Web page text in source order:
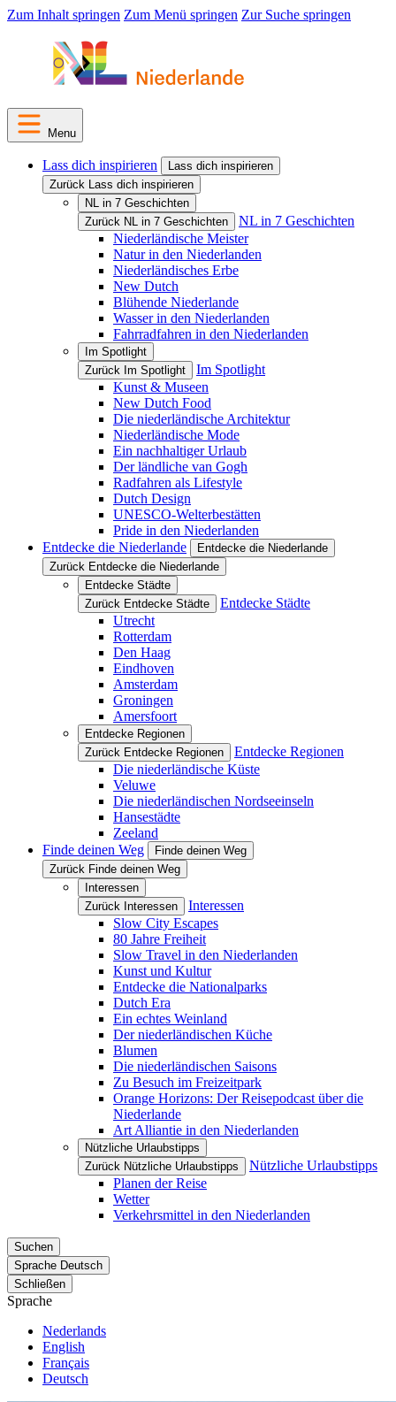
Zum Inhalt springen Zum Menü springen Zur Suche springen
Menu
Lass dich inspirieren
Lass dich inspirieren
Zurück Lass dich inspirieren
NL in 7 Geschichten
Zurück NL in 7 Geschichten
NL in 7 Geschichten
Niederländische Meister
Natur in den Niederlanden
Niederländisches Erbe
New Dutch
Blühende Niederlande
Wasser in den Niederlanden
Fahrradfahren in den Niederlanden
Im Spotlight
Zurück Im Spotlight
Im Spotlight
Kunst & Museen
New Dutch Food
Die niederländische Architektur
Niederländische Mode
Ein nachhaltiger Urlaub
Der ländliche van Gogh
Radfahren als Lifestyle
Dutch Design
UNESCO-Welterbestätten
Pride in den Niederlanden
Entdecke die Niederlande
Entdecke die Niederlande
Zurück Entdecke die Niederlande
Entdecke Städte
Zurück Entdecke Städte
Entdecke Städte
Utrecht
Rotterdam
Den Haag
Eindhoven
Amsterdam
Groningen
Amersfoort
Entdecke Regionen
Zurück Entdecke Regionen
Entdecke Regionen
Die niederländische Küste
Veluwe
Die niederländischen Nordseeinseln
Hansestädte
Zeeland
Finde deinen Weg
Finde deinen Weg
Zurück Finde deinen Weg
Interessen
Zurück Interessen
Interessen
Slow City Escapes
80 Jahre Freiheit
Slow Travel in den Niederlanden
Kunst und Kultur
Entdecke die Nationalparks
Dutch Era
Ein echtes Weinland
Der niederländischen Küche
Blumen
Die niederländischen Saisons
Zu Besuch im Freizeitpark
Orange Horizons: Der Reisepodcast über die
Niederlande
Art Alliantie in den Niederlanden
Nützliche Urlaubstipps
Zurück Nützliche Urlaubstipps
Nützliche Urlaubstipps
Planen der Reise
Wetter
Verkehrsmittel in den Niederlanden
Suchen
Sprache Deutsch
Schließen
Sprache
Nederlands
English
Français
Deutsch